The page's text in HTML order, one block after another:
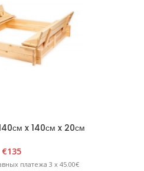
x 140см x 20см
€135
платежа 3 x 45.00€